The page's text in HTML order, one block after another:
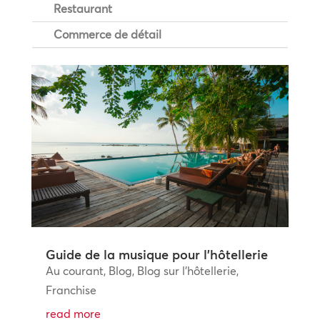
Restaurant
Commerce de détail
Guide de la musique pour l’hôtellerie
Au courant, Blog, Blog sur l'hôtellerie,
Franchise
read more